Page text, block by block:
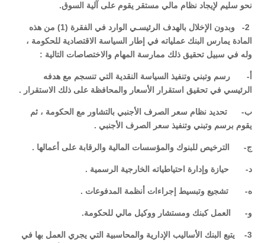
نحو سليم لإيجاد نظام مالي مستقر يقوم على آلية السوق.
2- وبدون الإخلال بالهدف الرئيسـي الوارد في الفقرة (1) من هذه
المادة يمارس البنك عملياته في إطار السياسة الاقتصادية للحكومة ،
وله في سبيل تحقيق ذلك ممارسة المهام والاختصاصات التالية :
‌أ- رسم وتبني وتنفيذ السياسة النقدية التي تنسجم مع هدفه
الرئيسي في تحقيق استقرار الأسعار والمحافظة على ذلك الاستقرار .
‌ب- تحديد نظام سعر الصرف الأجنبي بالتشاور مع الحكومة ، ثم
يقوم برسم وتبني وتنفيذ سعر الصرف الأجنبي .
‌ج- الترخيص للبنوك والمؤسسات المالية والرقابة على أعمالها .
‌د- حيازة وإدارة احتياطياته الخارجية الرسمية .
‌ه- تشجيع وتبسيط إجراءات أنظمة المدفوعات .
‌و- العمل كبنك ومستشار ووكيل مالي للحكومة.
3- يتبع البنك الأساليب الإدارية والمحاسبية التي يجري العمل بها في